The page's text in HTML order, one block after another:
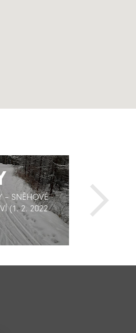
– SNĚHOVÉ
(1. 2. 2022
– SNĚHOVÉ
(1. 2. 2022
SPORTOVNÍ
SPORTOVNÍ